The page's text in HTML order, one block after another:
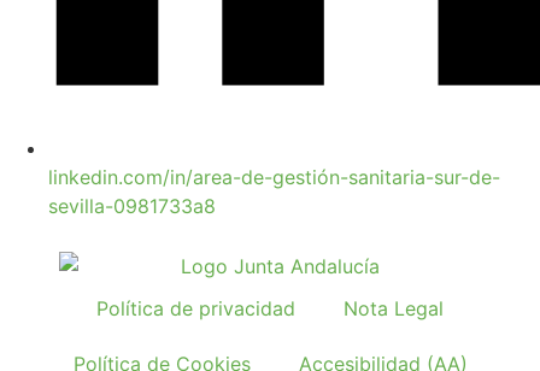
linkedin.com/in/area-de-gestión-sanitaria-sur-de-
sevilla-0981733a8
Política de privacidad Nota Legal
Política de Cookies Accesibilidad (AA)